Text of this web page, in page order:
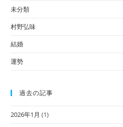
未分類
村野弘味
結婚
運勢
過去の記事
2026年1月 (1)